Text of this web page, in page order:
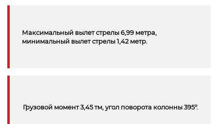
Максимальный вылет стрелы 6,99 метра,
минимальный вылет стрелы 1,42 метр.
Грузовой момент 3,45 тм, угол поворота колонны 395°.